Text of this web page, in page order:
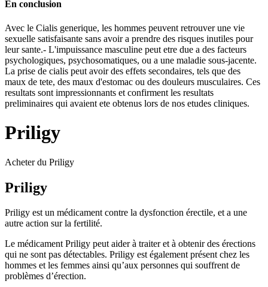
En conclusion
Avec le Cialis generique, les hommes peuvent retrouver une vie
sexuelle satisfaisante sans avoir a prendre des risques inutiles pour
leur sante.- L'impuissance masculine peut etre due a des facteurs
psychologiques, psychosomatiques, ou a une maladie sous-jacente.
La prise de cialis peut avoir des effets secondaires, tels que des
maux de tete, des maux d'estomac ou des douleurs musculaires. Ces
resultats sont impressionnants et confirment les resultats
preliminaires qui avaient ete obtenus lors de nos etudes cliniques.
Priligy
Acheter du Priligy
Priligy
Priligy est un médicament contre la dysfonction érectile, et a une
autre action sur la fertilité.
Le médicament Priligy peut aider à traiter et à obtenir des érections
qui ne sont pas détectables. Priligy est également présent chez les
hommes et les femmes ainsi qu’aux personnes qui souffrent de
problèmes d’érection.